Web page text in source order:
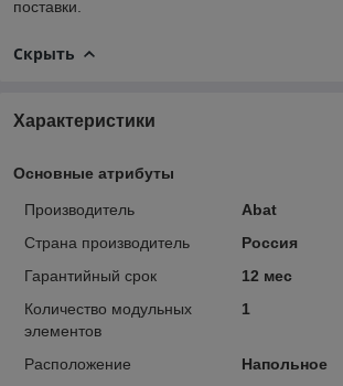
поставки.
Скрыть
Характеристики
Основные атрибуты
Производитель
Abat
Страна производитель
Россия
Гарантийный срок
12 мес
Количество модульных
элементов
1
Расположение
Напольное